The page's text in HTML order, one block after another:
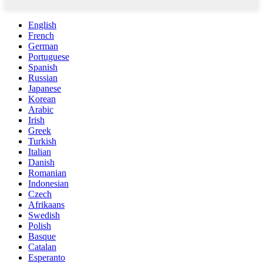
English
French
German
Portuguese
Spanish
Russian
Japanese
Korean
Arabic
Irish
Greek
Turkish
Italian
Danish
Romanian
Indonesian
Czech
Afrikaans
Swedish
Polish
Basque
Catalan
Esperanto